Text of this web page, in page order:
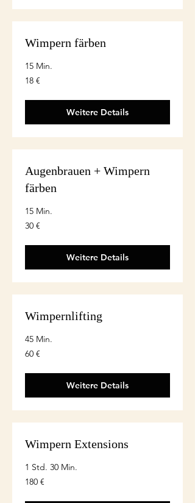
Wimpern färben
15 Min.
18
euro
18 €
Weitere Details
Augenbrauen + Wimpern
färben
15 Min.
30
euro
30 €
Weitere Details
Wimpernlifting
45 Min.
60
euro
60 €
Weitere Details
Wimpern Extensions
1 Std. 30 Min.
180
euro
180 €